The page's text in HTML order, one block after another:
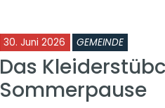
30. Juni 2026 GEMEINDE
Das
Sommerpause